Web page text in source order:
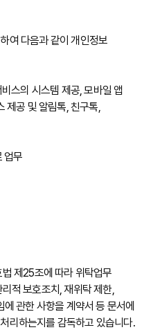
여 다음과 같이 개인정보
스의 시스템 제공, 모바일 앱
제공 및 알림톡, 친구톡,
업무
제25조에 따라 위탁업무
적 보호조치, 재위탁 제한,
관한 사항을 계약서 등 문서에
리하는지를 감독하고 있습니다.